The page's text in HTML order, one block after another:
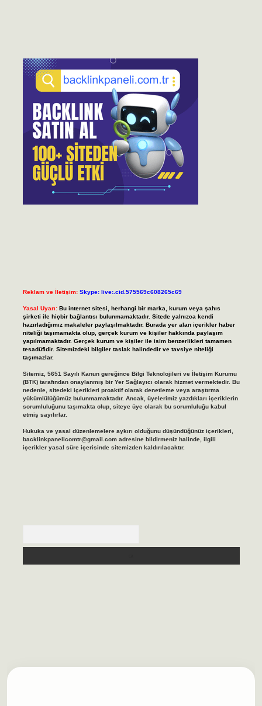
Reklam ve İletişim: Skype: live:.cid.575569c608265c69
Yasal Uyarı: Bu internet sitesi, herhangi bir marka, kurum veya şahıs
şirketi ile hiçbir bağlantısı bulunmamaktadır. Sitede yalnızca kendi
hazırladığımız makaleler paylaşılmaktadır. Burada yer alan içerikler haber
niteliği taşımamakta olup, gerçek kurum ve kişiler hakkında paylaşım
yapılmamaktadır. Gerçek kurum ve kişiler ile isim benzerlikleri tamamen
tesadüfidir. Sitemizdeki bilgiler taslak halindedir ve tavsiye niteliği
taşımazlar.
Sitemiz, 5651 Sayılı Kanun gereğince Bilgi Teknolojileri ve İletişim Kurumu
(BTK) tarafından onaylanmış bir Yer Sağlayıcı olarak hizmet vermektedir. Bu
nedenle, sitedeki içerikleri proaktif olarak denetleme veya araştırma
yükümlülüğümüz bulunmamaktadır. Ancak, üyelerimiz yazdıkları içeriklerin
sorumluluğunu taşımakta olup, siteye üye olarak bu sorumluluğu kabul
etmiş sayılırlar.
Hukuka ve yasal düzenlemelere aykırı olduğunu düşündüğünüz içerikleri,
backlinkpanelicomtr@gmail.comadresine bildirmeniz halinde, ilgili
içerikler yasal süre içerisinde sitemizden kaldırılacaktır.